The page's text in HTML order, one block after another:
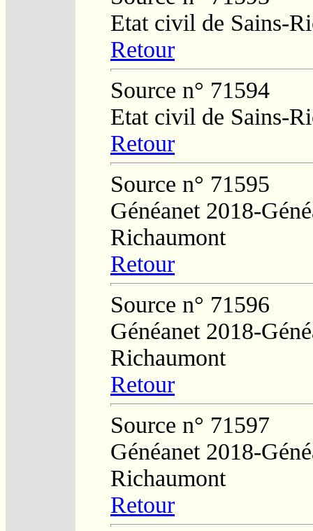
Etat civil de Sains-
Retour
Source n° 71594
Etat civil de Sains-
Retour
Source n° 71595
Généanet 2018-
Richaumont
Retour
Source n° 71596
Généanet 2018-
Richaumont
Retour
Source n° 71597
Généanet 2018-
Richaumont
Retour